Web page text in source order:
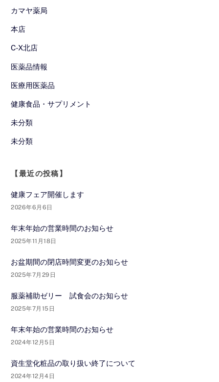
カマヤ薬局
本店
C-X北店
医薬品情報
医療用医薬品
健康食品・サプリメント
未分類
未分類
【最近の投稿】
健康フェア開催します
2026年6月6日
年末年始の営業時間のお知らせ
2025年11月18日
お盆期間の閉店時間変更のお知らせ
2025年7月29日
服薬補助ゼリー 試食会のお知らせ
2025年7月15日
年末年始の営業時間のお知らせ
2024年12月5日
資生堂化粧品の取り扱い終了について
2024年12月4日